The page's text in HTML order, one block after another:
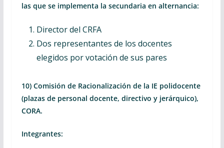
las que se implementa la secundaria en alternancia:
Director del CRFA
Dos representantes de los docentes
elegidos por votación de sus pares
10) Comisión de Racionalización de la IE polidocente
(plazas de personal docente, directivo y jerárquico),
CORA.
Integrantes: